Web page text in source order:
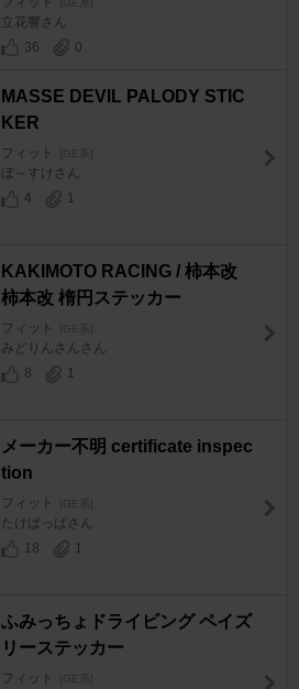
[GE系]
立花響さん
36
0
MASSE DEVIL PALODY STIC
KER
フィット [GE系]
ぼ～すけさん
4
1
KAKIMOTO RACING / 柿本改
柿本改 楕円ステッカー
フィット [GE系]
みどりんさんさん
8
1
メーカー不明 certificate inspec
tion
フィット [GE系]
たけぱっぱさん
18
1
ふみっちょドライビング ペイズ
リーステッカー
フィット [GE系]